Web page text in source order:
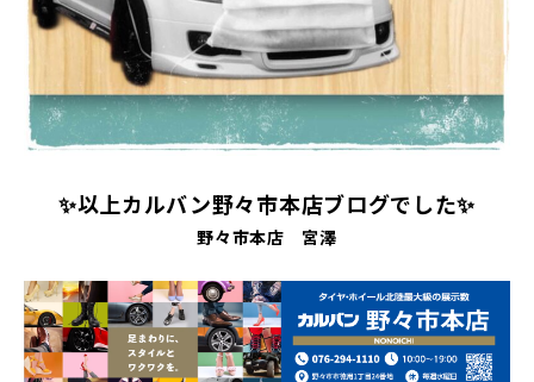
✨以上カルバン野々市本店ブログでした✨
野々市本店 宮澤